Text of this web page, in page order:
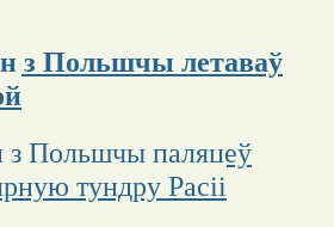
з Польшчы летаваў
з Польшчы паляцеў
тундру Расіі